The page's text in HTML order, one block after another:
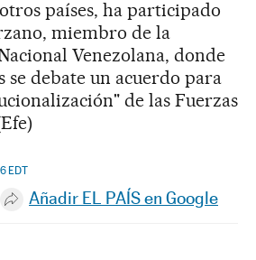
países, ha participado
miembro de la
Venezolana, donde
se debate un acuerdo para
de las Fuerzas
EDT
Whatsapp
en Facebook
en Twitter
Desplegar Redes Sociales
Añadir EL PAÍS en Google